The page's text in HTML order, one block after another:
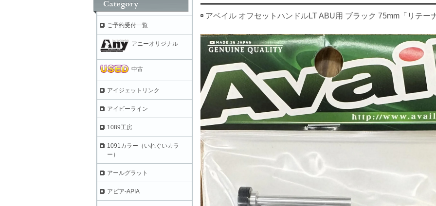
アベイル オフセットハンドルLT ABU用 ブラック 75mm「リテー
ご予約受付一覧
アニーオリジナル
中古
アイジェットリンク
アイビーライン
1089工房
1091カラー（いれぐいカラ
ー）
アールグラット
アピア-APIA